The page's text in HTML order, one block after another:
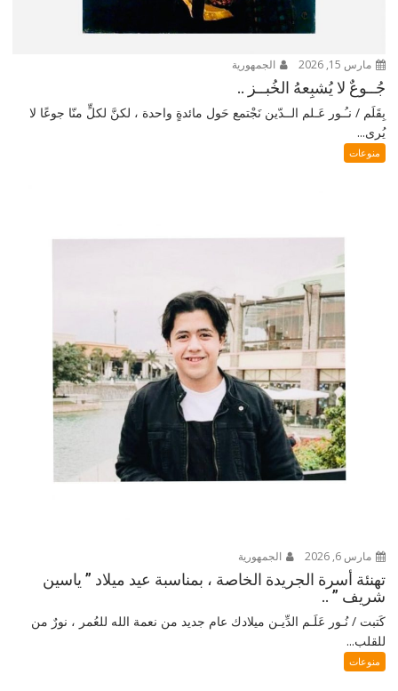
مارس 15, 2026 الجمهورية
جُــوعٌ لا يُشبِعهُ الخُبــز ..
بِقَلَم / نـُـور عَـلم الــدّين نَجْتمع حَول مائدةٍ واحدة ، لكنَّ لكلٍّ منّا جوعًا لا
يُرى...
منوعات
مارس 6, 2026 الجمهورية
تهنئة أسرة الجريدة الخاصة ، بمناسبة عيد ميلاد ” ياسين
شريف ” ..
كَتبت / نُـور عَلَـم الدِّيـن ميلادك عام جديد من نعمة الله للعُمر ، نورٌ من
للقلب...
منوعات